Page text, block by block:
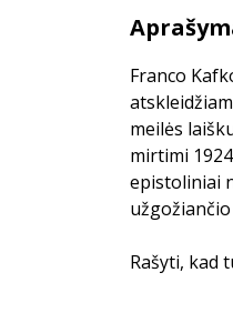
Franco
meilės
mirtimi
epistoliniai
Rašyti, kad